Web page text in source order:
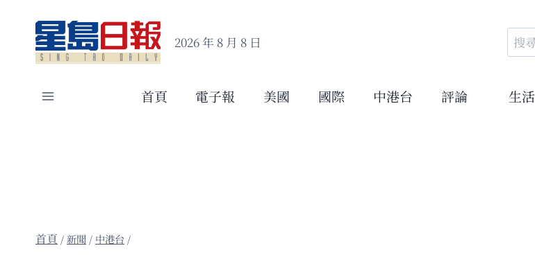
content
2026 年 8 月 8 日
搜
尋
鍵
首頁 電子報 美國 國際 中港台 評論 生活
/新聞 / 中港台 /